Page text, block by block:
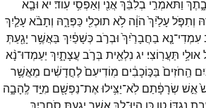
וַתֹּאמְרִ֣י בְלִבֵּ֔ךְאֲנִ֖י וְאַפְסִ֥י עֽוֹד׃ יא וּבָ֧א
וְתִפֹּ֤לעָלַ֙יִךְ֙ הֹוָ֔ה לֹ֥א תוּכְלִ֖י כַּפְּרָ֑הּ וְתָבֹ֨אעָלַ֧יִךְ
עִמְדִי־נָ֤א בַחֲבָרַ֙יִךְ֙ וּבְרֹ֣בכְּשָׁפַ֔יִךְ בַּאֲשֶׁ֥ר יָגַ֖עַתְּ
אוּלַ֥י תַּעֲרֽוֹצִי׃ יג נִלְאֵ֖ית בְּרֹ֣בעֲצָתָ֑יִךְ יַעַמְדוּ־נָ֨א
הַֽחֹזִים֙ בַּכּ֣וֹכָבִ֔ים מֽוֹדִיעִם֙לֶחֳדָשִׁ֔ים מֵאֲשֶׁ֥ר
אֵ֣שׁ שְׂרָפָ֔תַם לֹֽא־יַצִּ֥ילוּאֶת־נַפְשָׁ֖ם מִיַּ֣דלֶֽהָבָ֑ה